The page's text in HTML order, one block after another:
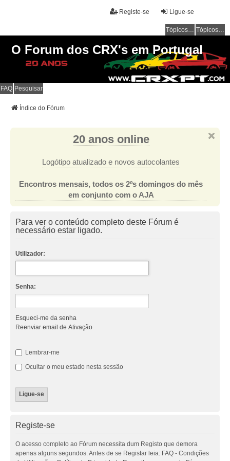
Ligue-se
Registe-se
Tópicos sem resposta Tópicos ativos
O Forum dos CRX's em Portugal
FAQ Pesquisar
Índice do Fórum
20 anos online
Logótipo atualizado e novos autocolantes
Encontros mensais, todos os 2ºs domingos do mês
em conjunto com o AJA
Para ver o conteúdo completo deste Fórum é
necessário estar ligado.
Utilizador:
Senha:
Esqueci-me da senha
Reenviar email de Ativação
Lembrar-me
Ocultar o meu estado nesta sessão
Registe-se
O acesso completo ao Fórum necessita dum Registo que demora
apenas alguns segundos. Antes de se Registar leia: FAQ - Condições